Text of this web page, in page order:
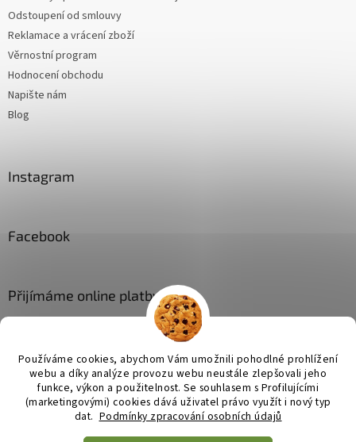
Používáme cookies, abychom Vám umožnili pohodlné prohlížení
webu a díky analýze provozu webu neustále zlepšovali jeho
funkce, výkon a použitelnost. Se souhlasem s Profilujícími
(marketingovými) cookies dává uživatel právo využít i nový typ
dat. Podmínky zpracování osobních údajů
Odstoupení od smlouvy
Reklamace a vrácení zboží
Věrnostní program
Hodnocení obchodu
Napište nám
Blog
Instagram
Facebook
Přijímáme online platby
Vytvořil Shoptet